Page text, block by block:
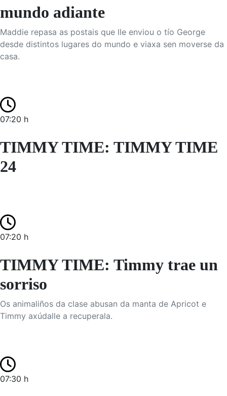
mundo adiante
Maddie repasa as postais que lle enviou o tío George
desde distintos lugares do mundo e viaxa sen moverse da
casa.
07:20 h
TIMMY TIME: TIMMY TIME
24
07:20 h
TIMMY TIME: Timmy trae un
sorriso
Os animaliños da clase abusan da manta de Apricot e
Timmy axúdalle a recuperala.
07:30 h